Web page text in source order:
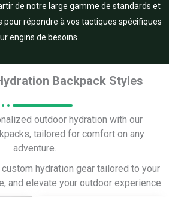
de notre large gamme de standards et
pour répondre à vos tactiques spécifiques
engins de besoins.
Backpack Styles
outdoor hydration with our
tailored for comfort on any
adventure.
hydration gear tailored to your
and elevate your outdoor experience.